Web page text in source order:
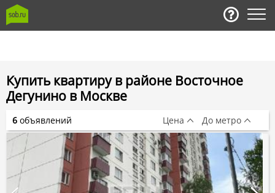
Купить квартиру в районе Восточное
Дегунино в Москве
6 объявлений Цена До метро